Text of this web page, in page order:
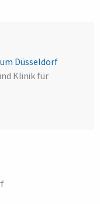
Düsseldorf
Klinik für